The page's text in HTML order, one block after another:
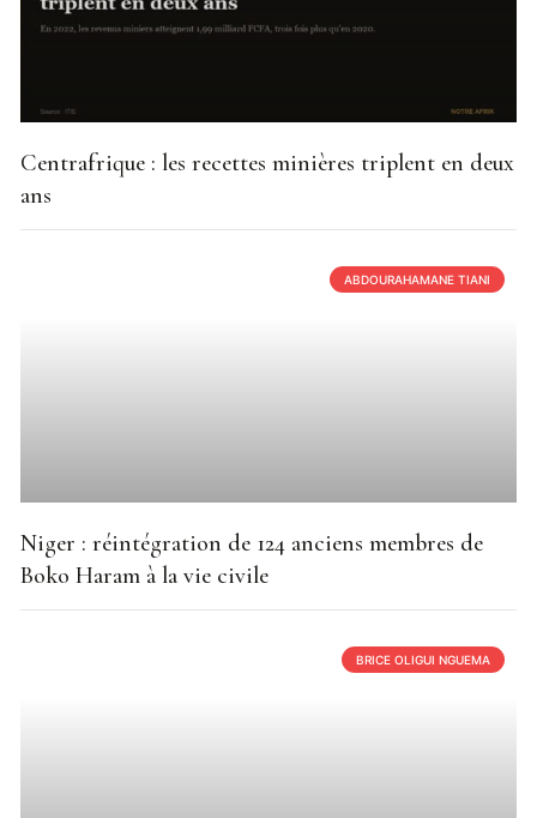
Centrafrique : les recettes minières triplent en deux
ans
ABDOURAHAMANE TIANI
Niger : réintégration de 124 anciens membres de
Boko Haram à la vie civile
BRICE OLIGUI NGUEMA